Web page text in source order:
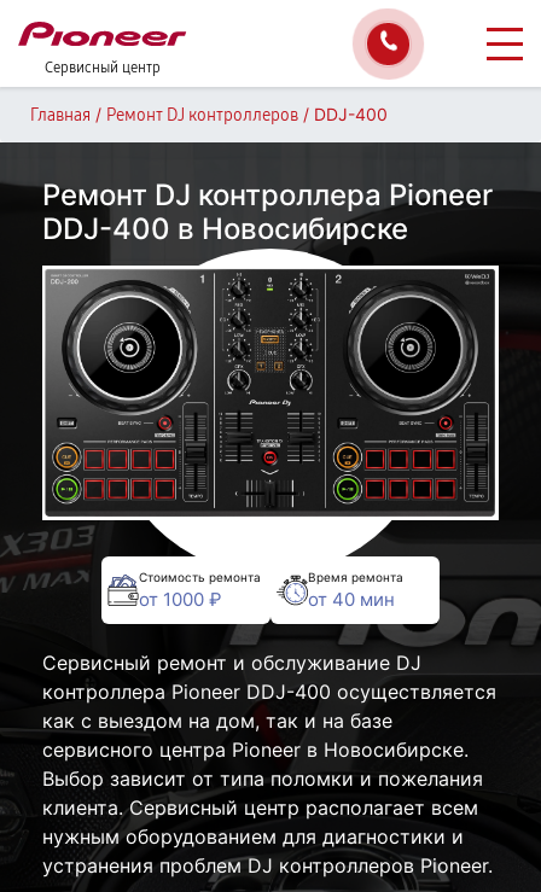
Сервисный центр
Главная / Ремонт DJ контроллеров / DDJ-400
Ремонт DJ контроллера Pioneer
DDJ-400 в Новосибирске
Стоимость ремонта
от 1000 ₽
Время ремонта
от 40 мин
Сервисный ремонт и обслуживание DJ
контроллера Pioneer DDJ-400 осуществляется
как с выездом на дом, так и на базе
сервисного центра Pioneer в Новосибирске.
Выбор зависит от типа поломки и пожелания
клиента. Сервисный центр располагает всем
нужным оборудованием для диагностики и
устранения проблем DJ контроллеров Pioneer.